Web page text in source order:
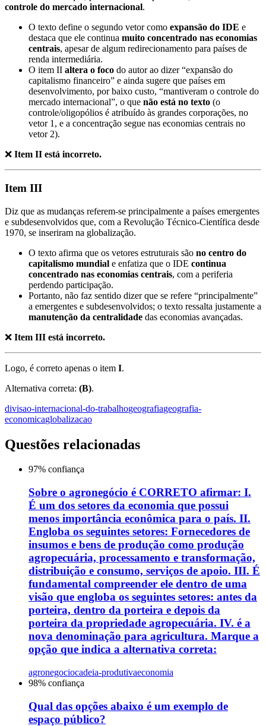
controle do mercado internacional.
O texto define o segundo vetor como expansão do IDE e
destaca que ele continua muito concentrado nas economias
centrais, apesar de algum redirecionamento para países de
renda intermediária.
O item II altera o foco do autor ao dizer “expansão do
capitalismo financeiro” e ainda sugere que países em
desenvolvimento, por baixo custo, “mantiveram o controle do
mercado internacional”, o que não está no texto (o
controle/oligopólios é atribuído às grandes corporações, no
vetor 1, e a concentração segue nas economias centrais no
vetor 2).
❌ Item II está incorreto.
Item III
Diz que as mudanças referem-se principalmente a países emergentes
e subdesenvolvidos que, com a Revolução Técnico-Científica desde
1970, se inseriram na globalização.
O texto afirma que os vetores estruturais são no centro do
capitalismo mundial e enfatiza que o IDE continua
concentrado nas economias centrais, com a periferia
perdendo participação.
Portanto, não faz sentido dizer que se refere “principalmente”
a emergentes e subdesenvolvidos; o texto ressalta justamente a
manutenção da centralidade das economias avançadas.
❌ Item III está incorreto.
Logo, é correto apenas o item I.
Alternativa correta: (B).
divisao-internacional-do-trabalhogeografiageografia-
economicaglobalizacao
Questões relacionadas
97% confiança
Sobre o agronegócio é CORRETO afirmar: I.
É um dos setores da economia que possui
menos importância econômica para o país. II.
Engloba os seguintes setores: Fornecedores de
insumos e bens de produção como produção
agropecuária, processamento e transformação,
distribuição e consumo, serviços de apoio. III. É
fundamental compreender ele dentro de uma
visão que engloba os seguintes setores: antes da
porteira, dentro da porteira e depois da
porteira da propriedade agropecuária. IV. é a
nova denominação para agricultura. Marque a
opção que indica a alternativa correta:
agronegociocadeia-produtivaeconomia
98% confiança
Qual das opções abaixo é um exemplo de
espaço público?